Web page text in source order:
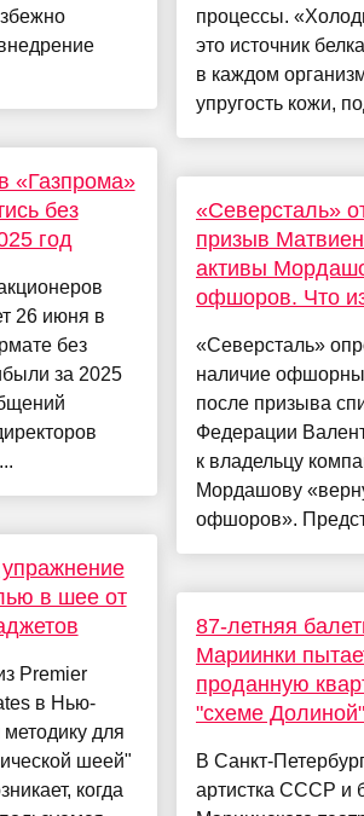
«Газпрома»
без
год
26 июня в
без
за 2025
в шее от
Premier
в Нью-
для
шеей"
когда
процессы.
это источник
в каждом
упругость кожи,
«Северсталь»
призыв
активы
офшоров. Что
«Северсталь»
наличие
после призыва
Федерации
к владельцу
Мордашову
офшоров».
87-летняя
Мариинки
проданную
"схеме Долиной"
В Санкт-
артистка СССР и